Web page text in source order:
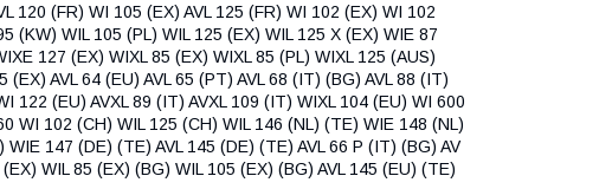
120 (FR) WI 105 (EX) AVL 125 (FR) WI 102 (EX) WI 102
(KW) WIL 105 (PL) WIL 125 (EX) WIL 125 X (EX) WIE 87
127 (EX) WIXL 85 (EX) WIXL 85 (PL) WIXL 125 (AUS)
AVL 64 (EU) AVL 65 (PT) AVL 68 (IT) (BG) AVL 88 (IT)
122 (EU) AVXL 89 (IT) AVXL 109 (IT) WIXL 104 (EU) WI 600
WI 102 (CH) WIL 125 (CH) WIL 146 (NL) (TE) WIE 148 (NL)
147 (DE) (TE) AVL 145 (DE) (TE) AVL 66 P (IT) (BG) AV
WIL 85 (EX) (BG) WIL 105 (EX) (BG) AVL 145 (EU) (TE)